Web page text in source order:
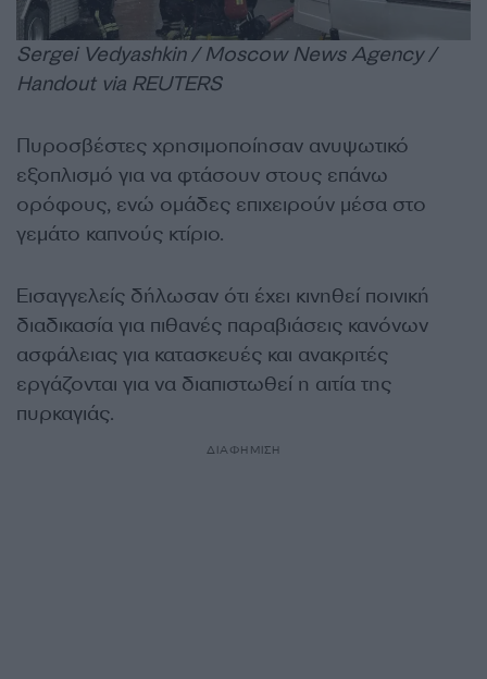
Sergei Vedyashkin / Moscow News Agency /
Handout via REUTERS
Πυροσβέστες χρησιμοποίησαν ανυψωτικό
εξοπλισμό για να φτάσουν στους επάνω
ορόφους, ενώ ομάδες επιχειρούν μέσα στο
γεμάτο καπνούς κτίριο.
Εισαγγελείς δήλωσαν ότι έχει κινηθεί ποινική
διαδικασία για πιθανές παραβιάσεις κανόνων
ασφάλειας για κατασκευές και ανακριτές
εργάζονται για να διαπιστωθεί η αιτία της
πυρκαγιάς.
ΔΙΑΦΗΜΙΣΗ